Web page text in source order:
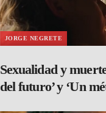
JORGE NEGRETE
Sexualidad y
del futuro’ y ‘Un